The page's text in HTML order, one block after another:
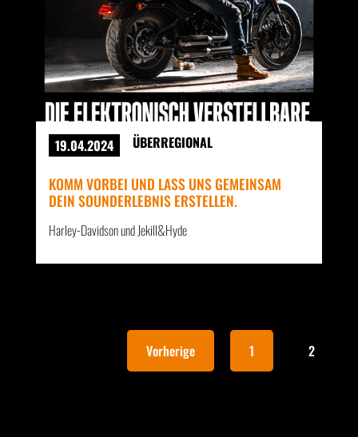
19.04.2024 ÜBERREGIONAL
KOMM VORBEI UND LASS UNS GEMEINSAM
DEIN SOUNDERLEBNIS ERSTELLEN.
Harley-Davidson und Jekill&Hyde
Vorherige 1 2